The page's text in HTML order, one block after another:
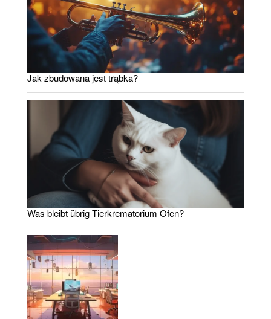
Jak zbudowana jest trąbka?
Was bleibt übrig Tierkrematorium Ofen?